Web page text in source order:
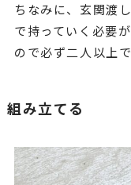
ちなみに、玄関渡
で持っていく必要
ので必ず二人以上
組み立てる